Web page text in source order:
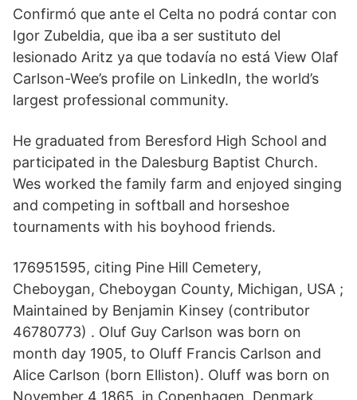
Confirmó que ante el Celta no podrá contar con
Igor Zubeldia, que iba a ser sustituto del
lesionado Aritz ya que todavía no está View Olaf
Carlson-Wee’s profile on LinkedIn, the world’s
largest professional community.
He graduated from Beresford High School and
participated in the Dalesburg Baptist Church.
Wes worked the family farm and enjoyed singing
and competing in softball and horseshoe
tournaments with his boyhood friends.
176951595, citing Pine Hill Cemetery,
Cheboygan, Cheboygan County, Michigan, USA ;
Maintained by Benjamin Kinsey (contributor
46780773) . Oluf Guy Carlson was born on
month day 1905, to Oluff Francis Carlson and
Alice Carlson (born Elliston). Oluff was born on
November 4 1865, in Copenhagen, Denmark.